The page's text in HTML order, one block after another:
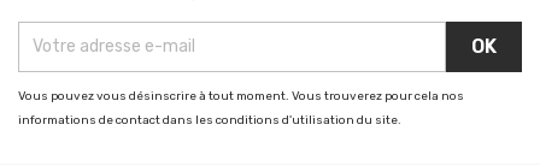
Vous pouvez vous désinscrire à tout moment. Vous trouverez pour cela nos
informations de contact dans les conditions d'utilisation du site.